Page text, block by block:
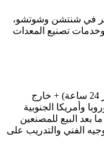
في شنتشن وشوتشو،
وخدمات تصنيع المعدات
عبر الإنترنت (خدمة عملاء متاحة على مدار 24 ساعة) + خارج
وأمريكا الجنوبية
بعد البيع للمصنعين
الفني والتدريب على